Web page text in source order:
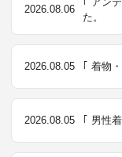
2026.08.06
た。
2026.08.05 ｢ 着物
2026.08.05 ｢ 男性